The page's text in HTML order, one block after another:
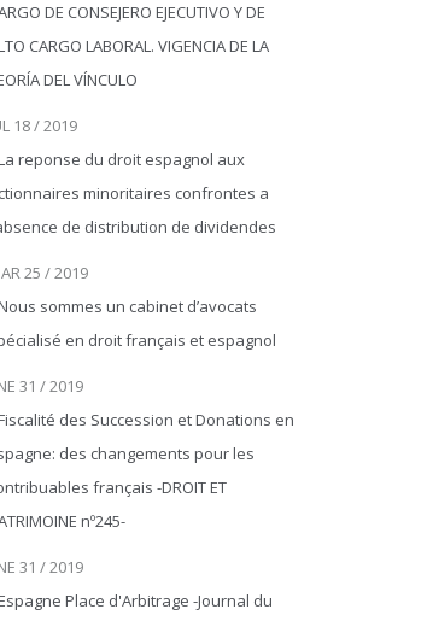
DE CONSEJERO EJECUTIVO Y DE
CARGO LABORAL. VIGENCIA DE LA
DEL VÍNCULO
18 / 2019
reponse du droit espagnol aux
minoritaires confrontes a
de distribution de dividendes
25 / 2019
sommes un cabinet d’avocats
en droit français et espagnol
31 / 2019
des Succession et Donations en
des changements pour les
français -DROIT ET
nº245-
31 / 2019
Place d'Arbitrage -Journal du